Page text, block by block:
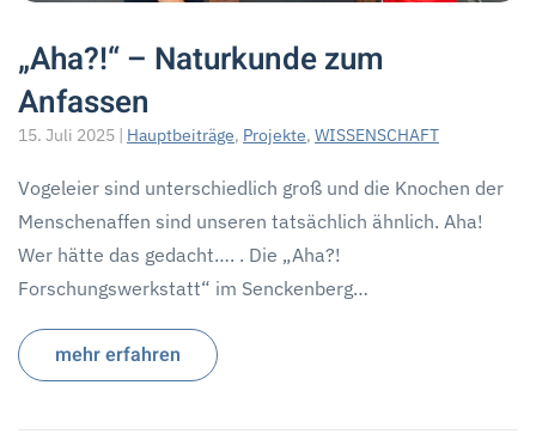
„Aha?!“ – Naturkunde zum
Anfassen
15. Juli 2025 | Hauptbeiträge, Projekte, WISSENSCHAFT
Vogeleier sind unterschiedlich groß und die Knochen der
Menschenaffen sind unseren tatsächlich ähnlich. Aha!
Wer hätte das gedacht…. . Die „Aha?!
Forschungswerkstatt“ im Senckenberg…
mehr erfahren